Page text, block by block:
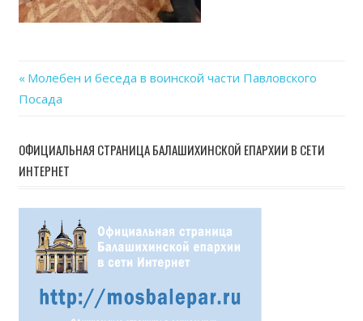
Навигация
записям
Previous
Post:
Молебен и беседа в воинской части Павловского
Посада
ОФИЦИАЛЬНАЯ СТРАНИЦА БАЛАШИХИНСКОЙ ЕПАРХИИ В СЕТИ
ИНТЕРНЕТ